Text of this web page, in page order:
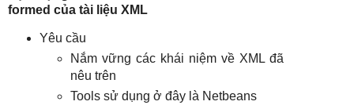
formed của tài liệu XML
Yêu cầu
Nắm vững các khái niệm về XML đã
nêu trên
Tools sử dụng ở đây là Netbeans